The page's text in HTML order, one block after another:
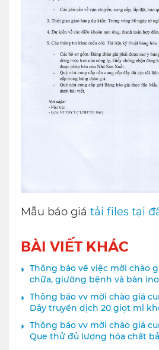
Mẫu báo giá tải files tại
BÀI VIẾT KHÁC
Thông báo về việc mời chào
chữa, giường bệnh và bàn
Thông báo vv mời chào giá
Dây truyền dịch 20 giọt ml
Thông báo vv mời chào giá
Que thử đủ lượng hóa chất